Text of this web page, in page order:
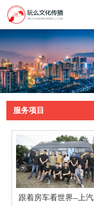
服务项目
跟着房车看世界--上汽